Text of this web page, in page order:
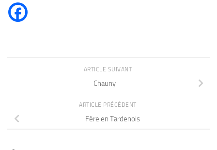
ARTICLE SUIVANT
Chauny
ARTICLE PRÉCÉDENT
Fère en Tardenois